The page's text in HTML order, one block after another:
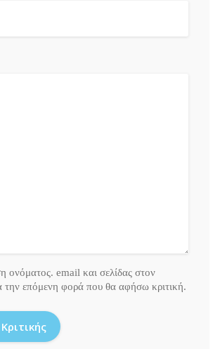
ονόματος. email και σελίδας στον
την επόμενη φορά που θα αφήσω κριτική.